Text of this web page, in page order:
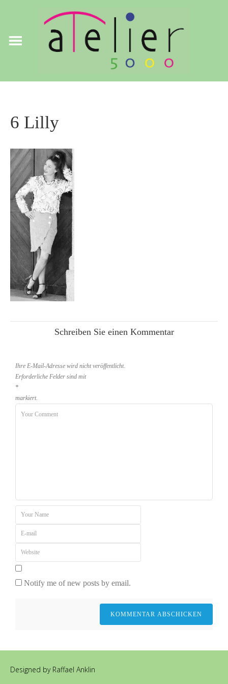
6 Lilly
Schreiben Sie einen Kommentar
Ihre E-Mail-Adresse wird nicht veröffentlicht.
Erforderliche Felder sind mit
*
markiert.
Notify me of new posts by email.
Designed by Raffael Anklin